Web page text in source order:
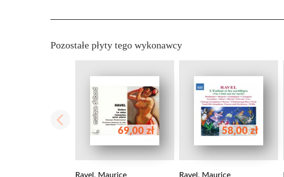
Pozostałe płyty tego wykonawcy
69,00 zł
Ravel, Maurice
58,00 zł
Ravel, Maurice